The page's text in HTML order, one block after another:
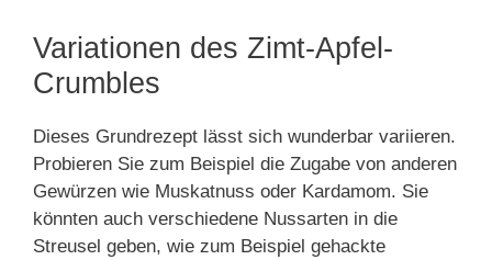
Variationen des Zimt-Apfel-
Crumbles
Dieses Grundrezept lässt sich wunderbar variieren.
Probieren Sie zum Beispiel die Zugabe von anderen
Gewürzen wie Muskatnuss oder Kardamom. Sie
könnten auch verschiedene Nussarten in die
Streusel geben, wie zum Beispiel gehackte